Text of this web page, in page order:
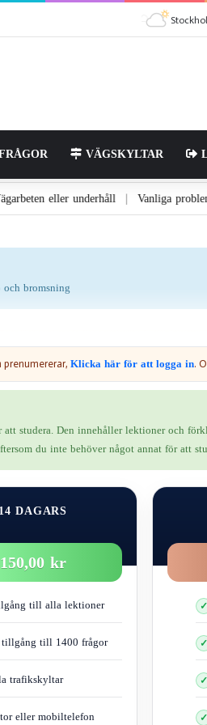
VÄGSKYLTAR
| Vägarbeten eller underhåll |
bromsning
Vad är
sträcka bilen färdas från det att du
hastighet och blir längre, eftersom
till exempel
gånger snabbare hastighet = två gånger
Klicka här för att logga in.
studera. Den innehåller lektioner och
du inte behöver något annat för
14 DAGARS
150,00 kr
till alla lektioner
till 1400 frågor
trafikskyltar
eller mobiltelefon